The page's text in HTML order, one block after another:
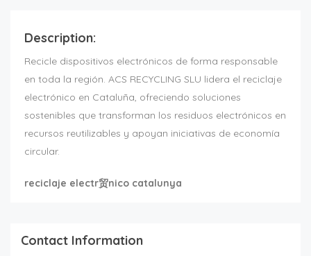
Description:
Recicle dispositivos electrónicos de forma responsable
en toda la región. ACS RECYCLING SLU lidera el reciclaje
electrónico en Cataluña, ofreciendo soluciones
sostenibles que transforman los residuos electrónicos en
recursos reutilizables y apoyan iniciativas de economía
circular.
reciclaje electr贸nico catalunya
Contact Information